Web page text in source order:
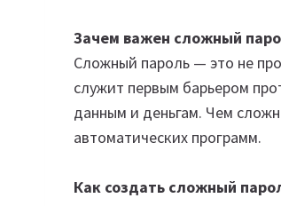
Зачем важен сложный
Сложный пароль — это не
служит первым барьером
данным и деньгам. Чем
автоматических программ.
Как создать сложный